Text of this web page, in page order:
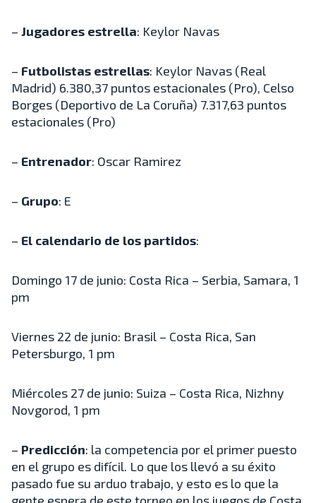
– Jugadores estrella: Keylor Navas
– Futbolistas estrellas: Keylor Navas (Real
Madrid) 6.380,37 puntos estacionales (Pro), Celso
Borges (Deportivo de La Coruña) 7.317,63 puntos
estacionales (Pro)
– Entrenador: Oscar Ramirez
– Grupo: E
– El calendario de los partidos:
Domingo 17 de junio: Costa Rica – Serbia, Samara, 1
pm
Viernes 22 de junio: Brasil – Costa Rica, San
Petersburgo, 1 pm
Miércoles 27 de junio: Suiza – Costa Rica, Nizhny
Novgorod, 1 pm
– Predicción: la competencia por el primer puesto
en el grupo es difícil. Lo que los llevó a su éxito
pasado fue su arduo trabajo, y esto es lo que la